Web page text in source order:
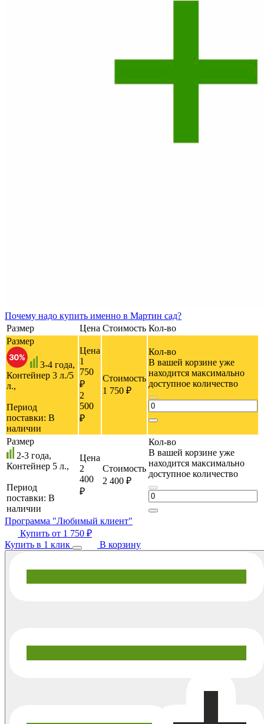
Почему надо купить именно в Мартин сад?
Размер
Цена Стоимость Кол-во
Размер
3-4 года,
Контейнер 3 л./5
л.,
Период
поставки: В
наличии
Цена
1
750
₽
2
500
₽
Стоимость
1 750 ₽
Кол-во
В вашей корзине уже
находится максимально
доступное количество
Размер
2-3 года,
Контейнер 5 л.,
Период
поставки: В
наличии
Цена
2
400
₽
Стоимость
2 400 ₽
Кол-во
В вашей корзине уже
находится максимально
доступное количество
Программа "Любимый клиент"
Купить от 1 750 ₽
Купить в 1 клик
В корзину